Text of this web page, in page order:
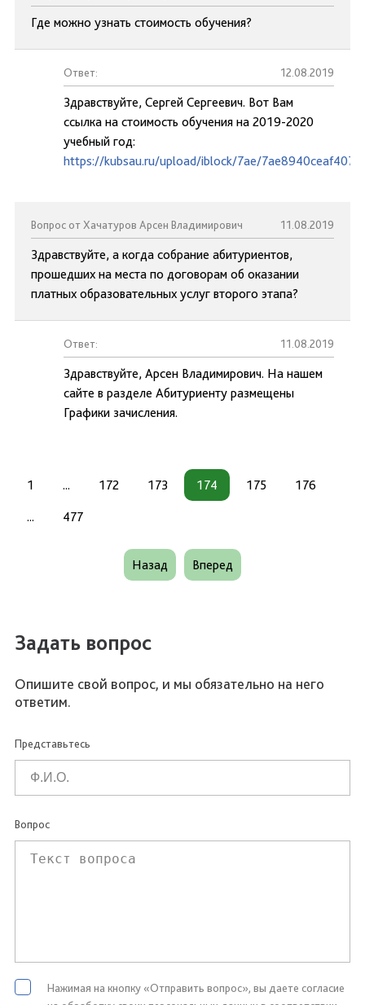
Где можно узнать стоимость обучения?
Ответ: 12.08.2019
Здравствуйте, Сергей Сергеевич. Вот Вам
ссылка на стоимость обучения на 2019-2020
учебный год:
https://kubsau.ru/upload/iblock/7ae/
Вопрос от Хачатуров Арсен Владимирович 11.08.2019
Здравствуйте, а когда собрание абитуриентов,
прошедших на места по договорам об оказании
платных образовательных услуг второго этапа?
Ответ: 11.08.2019
Здравствуйте, Арсен Владимирович. На нашем
сайте в разделе Абитуриенту размещены
Графики зачисления.
1 ... 172 173 174 175 176
... 477
Назад Вперед
Задать вопрос
Опишите свой вопрос, и мы обязательно на него
ответим.
Представьтесь
Вопрос
Нажимая на кнопку «Отправить вопрос», вы даете согласие